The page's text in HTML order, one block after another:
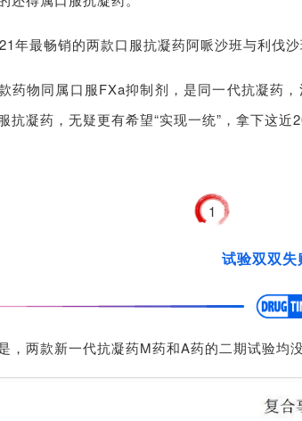
年最畅销的两款口服抗凝药阿哌沙班与利伐
药物同属口服FXa抑制剂，是同一代抗凝药
抗凝药，无疑更有希望“实现一统”，拿下这近
1
试验双双
，两款新一代抗凝药M药和A药的二期试验均